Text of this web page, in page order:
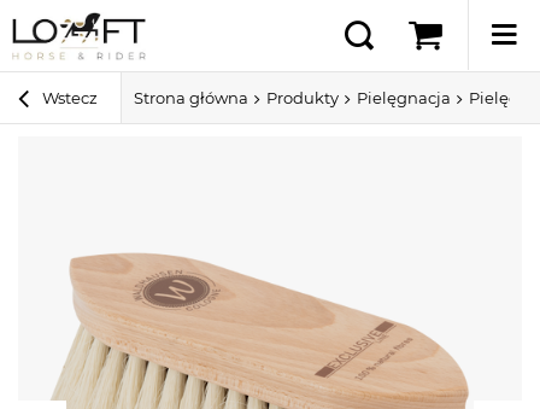
Wstecz Strona główna Produkty Pielęgnacja